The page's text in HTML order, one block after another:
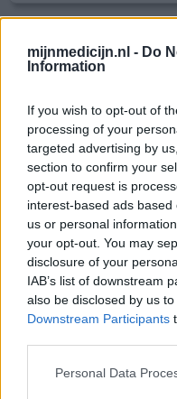
mijnmedicijn.nl - Do
Information
If you wish to opt-out of
processing of your
targeted advertising by
section to confirm your
opt-out request is
interest-based ads
us or personal
your opt-out. You may
disclosure of your
IAB’s list of downstream
also be disclosed by us
Downstream Participants
Personal Data
Nitrazepam
27-02-2026 | Man | 47
Slapeloosheid
Effectiviteit
Hoeveelheid bijwerkingen
Slaap al 20 jaar slecht
licht. Laatste jaren door
niet slaap. Onlangs
slapen en kreeg dit
te springen om het uit
veel om te voorkomen
vooral door stress
geef mening